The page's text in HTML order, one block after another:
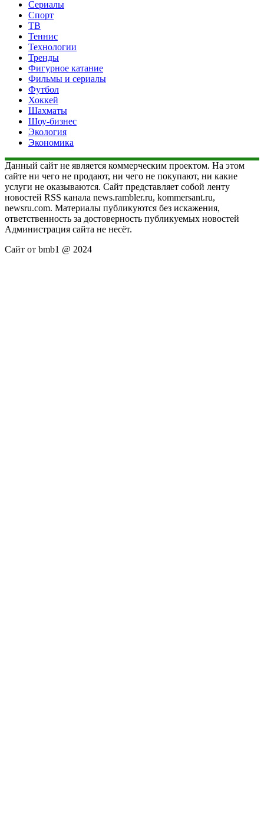
Сериалы
Спорт
ТВ
Теннис
Технологии
Тренды
Фигурное катание
Фильмы и сериалы
Футбол
Хоккей
Шахматы
Шоу-бизнес
Экология
Экономика
Данный сайт не является коммерческим проектом. На этом
сайте ни чего не продают, ни чего не покупают, ни какие
услуги не оказываются. Сайт представляет собой ленту
новостей RSS канала news.rambler.ru, kommersant.ru,
newsru.com. Материалы публикуются без искажения,
ответственность за достоверность публикуемых новостей
Администрация сайта не несёт.
Сайт от bmb1 @ 2024